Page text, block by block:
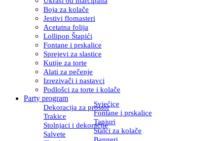
Boja za kolače
Jestivi flomasteri
Acetatna folija
Lollipop Štapići
Fontane i prskalice
Sprejevi za slastice
Kutije za torte
Alati za pečenje
Izrezivači i nastavci
Podlošci za torte i kolače
Party program
Dekoracija za prostor
Svjećice
Trakice
Fontane i prskalice
Stolnjaci i dekoracije
Tanjuri
Salvete
Stalci za kolače
Banneri